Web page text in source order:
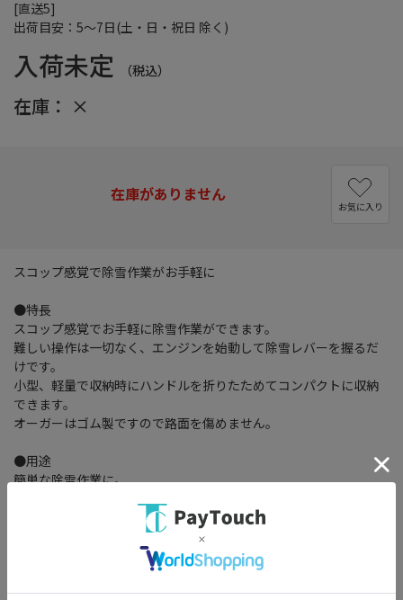
[直送5]
出荷目安：5～7日(土・日・祝日 除く)
入荷未定 （税込）
在庫： ×
在庫がありません
お気に入り
スコップ感覚で除雪作業がお手軽に
●特長
スコップ感覚でお手軽に除雪作業ができます。
難しい操作は一切なく、エンジンを始動して除雪レバーを握るだ
けです。
小型、軽量で収納時にハンドルを折りたためてコンパクトに収納
できます。
オーガーはゴム製ですので路面を傷めません。
●用途
簡単な除雪作業に。
●商品スペック（仕様・規格）
エンジン形式LONCIN LC154F
始動方式： リコイルスターター式
使用燃料： 無鉛ガソリン
除雪幅(mm)： 460